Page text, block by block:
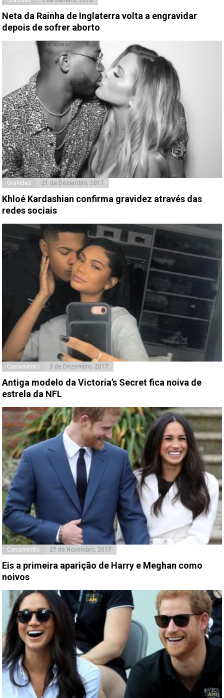
Neta da Rainha de Inglaterra volta a engravidar
depois de sofrer aborto
Gravidez 21 de Dezembro, 2017
Khloé Kardashian confirma gravidez através das
redes sociais
Casamento 3 de Dezembro, 2017
Antiga modelo da Victoria’s Secret fica noiva de
estrela da NFL
Casamento 27 de Novembro, 2017
Eis a primeira aparição de Harry e Meghan como
noivos